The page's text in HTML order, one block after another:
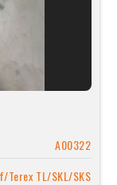
A00322
Terex TL/SKL/SKS